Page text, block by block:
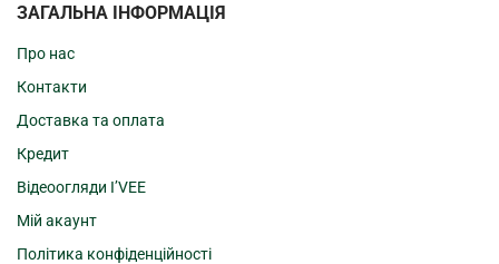
ЗАГАЛЬНА ІНФОРМАЦІЯ
Про нас
Контакти
Доставка та оплата
Кредит
Відеоогляди I’VEE
Мій акаунт
Політика конфіденційності